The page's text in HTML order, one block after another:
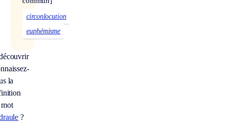
circonlocution
euphémisme
la
?